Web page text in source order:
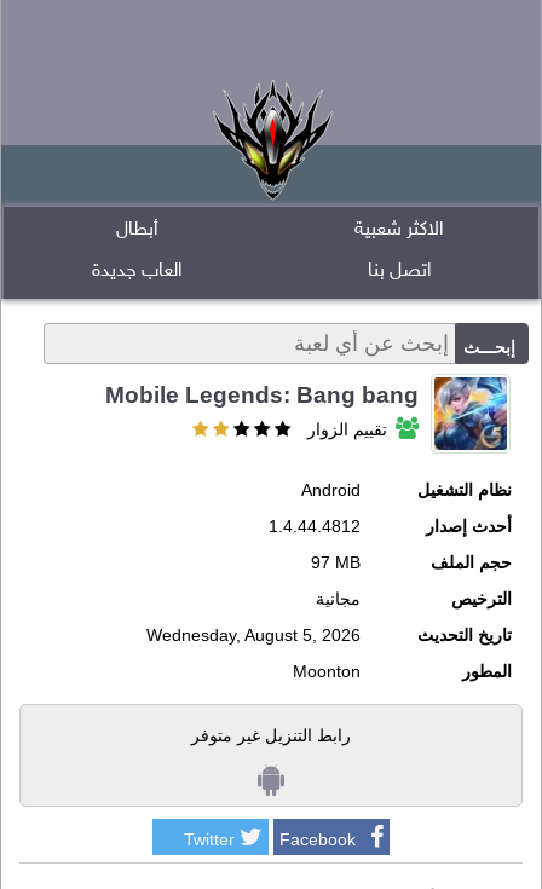
أبطال
الاكثر شعبية
العاب جديدة
اتصل بنا
Mobile Legends: Bang bang
تقييم الزوار
نظام التشغيل
Android
أحدث إصدار
1.4.44.4812
حجم الملف
97 MB
الترخيص
مجانية
تاريخ التحديث
Wednesday, August 5, 2026
المطور
Moonton
رابط التنزيل غير متوفر
Facebook
Twitter